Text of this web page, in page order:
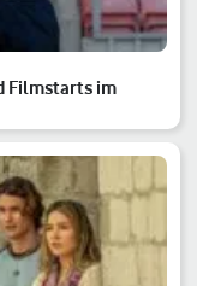
Filmstarts im